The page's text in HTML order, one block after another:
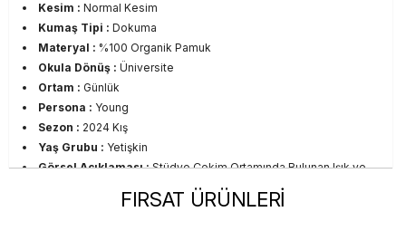
Kesim : Normal Kesim
Kumaş Tipi : Dokuma
Materyal : %100 Organik Pamuk
Okula Dönüş : Üniversite
Ortam : Günlük
Persona : Young
Sezon : 2024 Kış
Yaş Grubu : Yetişkin
Görsel Açıklaması :Stüdyo Çekim Ortamında Bulunan Işık ve
Gölgelenmelerden Dolayı Renk Farklılıkları Olabilir
FIRSAT ÜRÜNLERİ